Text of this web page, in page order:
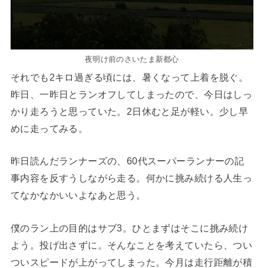
夜明け前のさいたま新都心
それでも2キロ過ぎる頃には、暑くなって上着を脱ぐ。
昨日、一昨日とランオフしてしまったので、今日はしっ
かり走ろうと思っていた。2日休むと足が軽い。少し早
めに走ってみる。
昨日読んだランナーズの、60代スーパーランナーの記
事内容を反すうしながら走る。何かに挑み続ける人生っ
てなかなかいいよなあと思う。
僕のラン上の目的はサブ3。ひとまずはそこに挑み続け
よう。投げ出さずに。そんなことを考えていたら、つい
ついスピードが上がってしまった。今月は走行距離が積